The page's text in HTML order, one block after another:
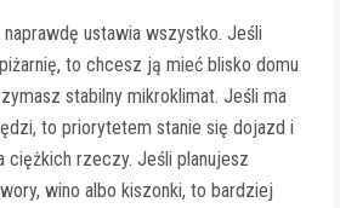
ustawia wszystko. Jeśli
to chcesz ją mieć blisko domu
stabilny mikroklimat. Jeśli ma
to priorytetem stanie się dojazd i
ciężkich rzeczy. Jeśli planujesz
wino albo kiszonki, to bardziej